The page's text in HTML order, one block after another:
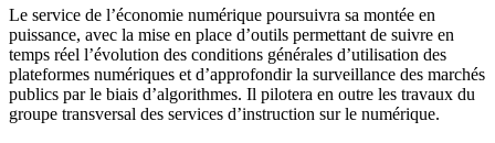
Le service de l’économie numérique poursuivra sa montée en
puissance, avec la mise en place d’outils permettant de suivre en
temps réel l’évolution des conditions générales d’utilisation des
plateformes numériques et d’approfondir la surveillance des marchés
publics par le biais d’algorithmes. Il pilotera en outre les travaux du
groupe transversal des services d’instruction sur le numérique.